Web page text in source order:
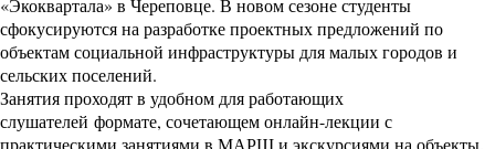
сфокусируются на разработке проектных предложений по
объектам социальной инфраструктуры для малых городов и
сельских поселений.
Занятия проходят в удобном для работающих
слушателей формате, сочетающем онлайн-лекции с
практическими занятиями в МАРШ и экскурсиями на объекты.